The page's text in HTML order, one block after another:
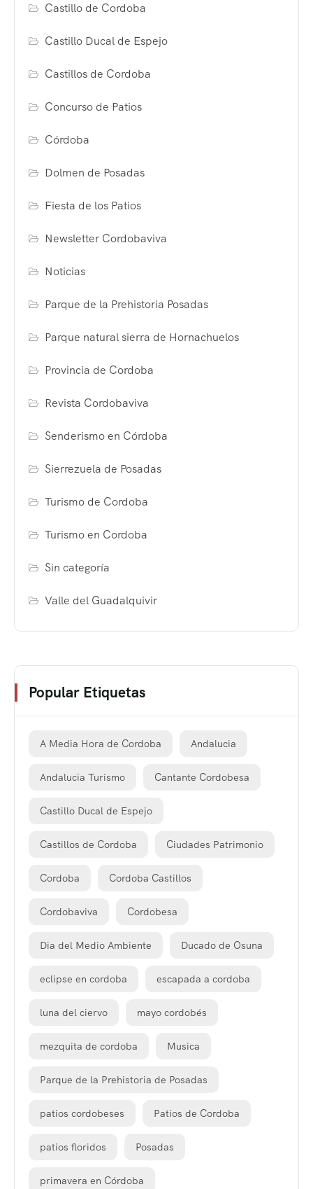
Castillo de Cordoba
Castillo Ducal de Espejo
Castillos de Cordoba
Concurso de Patios
Córdoba
Dolmen de Posadas
Fiesta de los Patios
Newsletter Cordobaviva
Noticias
Parque de la Prehistoria Posadas
Parque natural sierra de Hornachuelos
Provincia de Cordoba
Revista Cordobaviva
Senderismo en Córdoba
Sierrezuela de Posadas
Turismo de Cordoba
Turismo en Cordoba
Sin categoría
Valle del Guadalquivir
Popular Etiquetas
A Media Hora de Cordoba Andalucia
Andalucia Turismo Cantante Cordobesa
Castillo Ducal de Espejo
Castillos de Cordoba Ciudades Patrimonio
Cordoba Cordoba Castillos
Cordobaviva Cordobesa
Dia del Medio Ambiente Ducado de Osuna
eclipse en cordoba escapada a cordoba
luna del ciervo mayo cordobés
mezquita de cordoba Musica
Parque de la Prehistoria de Posadas
patios cordobeses Patios de Cordoba
patios floridos Posadas
primavera en Córdoba